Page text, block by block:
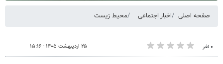
صفحه اصلی اخبار اجتماعی محیط زیست
۰ نفر ۲۵ اردیبهشت ۱۴۰۵ - ۱۵:۱۶